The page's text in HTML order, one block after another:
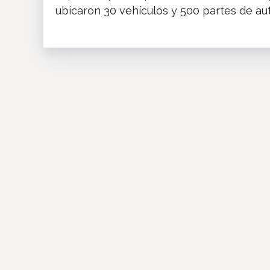
ubicaron 30 vehículos y 500 partes de